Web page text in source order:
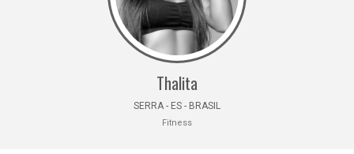
Thalita
SERRA - ES - BRASIL
Fitness